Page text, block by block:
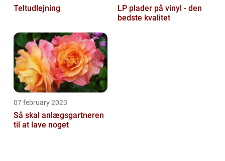
Teltudlejning
LP plader på vinyl - den
bedste kvalitet
07 february 2023
Så skal anlægsgartneren
til at lave noget